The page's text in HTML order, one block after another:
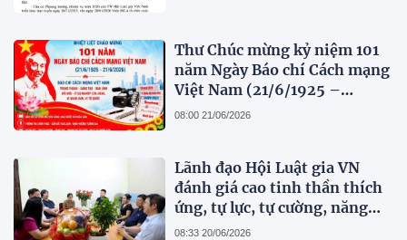
Thư Chúc mừng kỷ niệm 101
năm Ngày Báo chí Cách mạng
Việt Nam (21/6/1925 –
21/6/2026)
08:00 21/06/2026
Lãnh đạo Hội Luật gia VN
đánh giá cao tinh thần thích
ứng, tự lực, tự cường, năng
động, sáng tạo và những đổi
08:33 20/06/2026